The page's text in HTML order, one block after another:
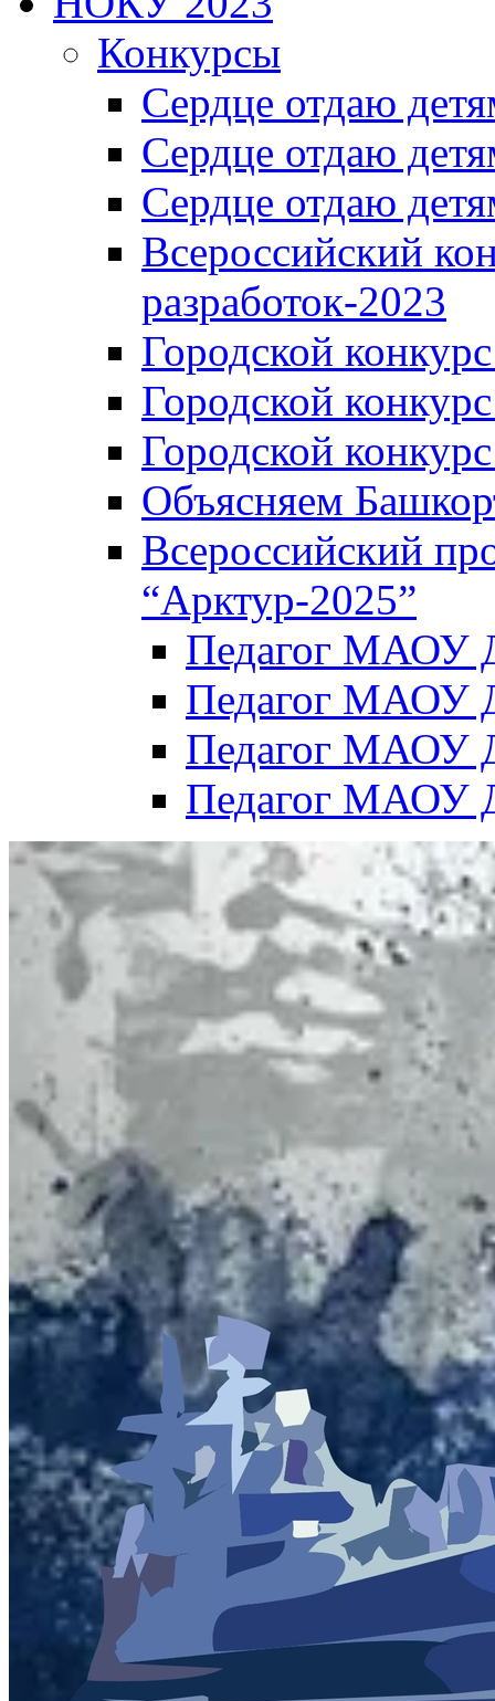
Конкурсы
Сердце отдаю
Сердце отдаю
Сердце отдаю
Всероссийский
разработок-2023
Городской
Городской
Городской
Объясняем
Всероссийский
“Арктур-2025”
Педагог МАОУ
Педагог МАОУ
Педагог МАОУ
Педагог МАОУ